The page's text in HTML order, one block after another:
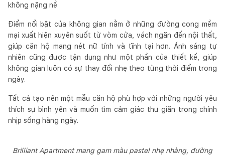
không nặng nề
Điểm nổi bật của không gian nằm ở những đường cong mềm
mại xuất hiện xuyên suốt từ vòm cửa, vách ngăn đến nội thất,
giúp căn hộ mang nét nữ tính và tĩnh tại hơn. Ánh sáng tự
nhiên cũng được tận dụng như một phần của thiết kế, giúp
không gian luôn có sự thay đổi nhẹ theo từng thời điểm trong
ngày.
Tất cả tạo nên một mẫu căn hộ phù hợp với những người yêu
thích sự bình yên và muốn tìm cảm giác thư giãn trong chính
nhịp sống hàng ngày.
Brilliant Apartment mang gam màu pastel nhẹ nhàng, đường